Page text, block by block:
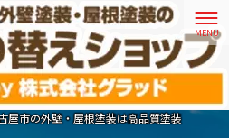
市の外壁・屋根塗装は高品質塗装